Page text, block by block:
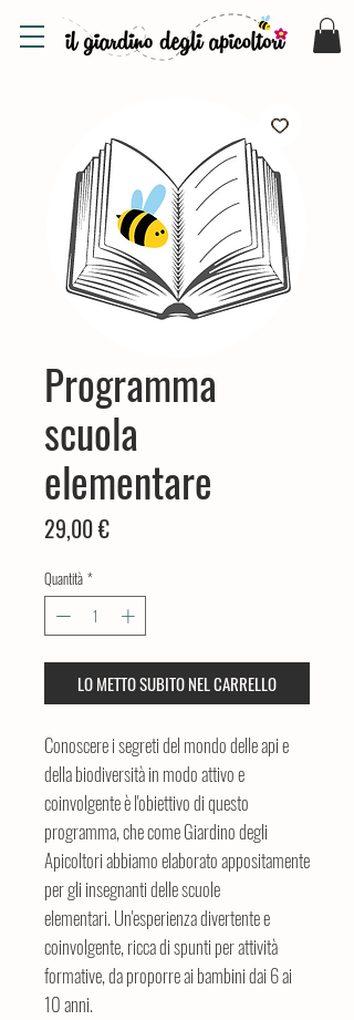
Programma
scuola
elementare
29,00 €Prezzo
Quantità *
LO METTO SUBITO NEL CARRELLO
Conoscere i segreti del mondo delle api e
della biodiversità in modo attivo e
coinvolgente è l'obiettivo di questo
programma, che come Giardino degli
Apicoltori abbiamo elaborato appositamente
per gli insegnanti delle scuole
elementari. Un'esperienza divertente e
coinvolgente, ricca di spunti per attività
formative, da proporre ai bambini dai 6 ai
10 anni.